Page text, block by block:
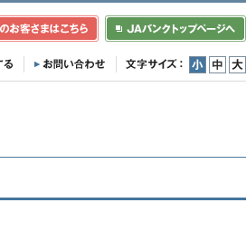
小 中 大